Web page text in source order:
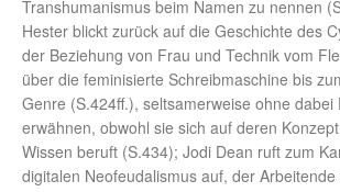
Transhumanismus beim Namen zu nennen
Hester blickt zurück auf die Geschichte des
der Beziehung von Frau und Technik vom
über die feminisierte Schreibmaschine bis
Genre (S.424ff.), seltsamerweise ohne dabei
erwähnen, obwohl sie sich auf deren
Wissen beruft (S.434); Jodi Dean ruft zum
digitalen Neofeudalismus auf, der